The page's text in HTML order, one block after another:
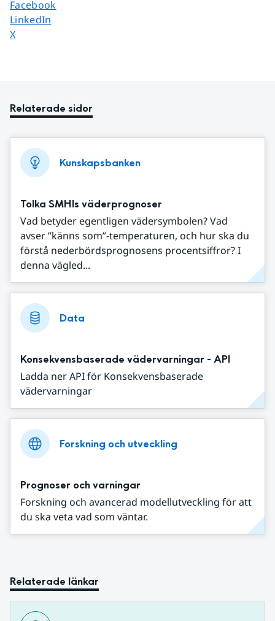
Dela sidan på
Facebook
Dela sidan på
LinkedIn
Dela sidan på
X
Relaterade sidor
Kunskapsbanken
Tolka SMHIs väderprognoser
Vad betyder egentligen vädersymbolen? Vad
avser ”känns som”-temperaturen, och hur ska du
förstå nederbördsprognosens procentsiffror? I
denna vägled...
Data
Konsekvensbaserade vädervarningar - API
Ladda ner API för Konsekvensbaserade
vädervarningar
Forskning och utveckling
Prognoser och varningar
Forskning och avancerad modellutveckling för att
du ska veta vad som väntar.
Relaterade länkar